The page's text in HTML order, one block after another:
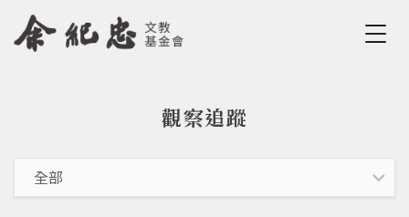
Jump to Navigation
Jump to Main content
觀察追蹤